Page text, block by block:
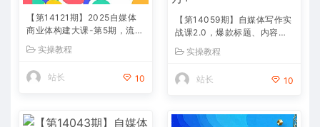
【第14121期】2025自媒体
商业体构建大课-第5期，流量
思维+内容体系+变现闭环，
打造个人可持续生意
实操教程
站长 10
【第14059期】自媒体写作实
战课2.0，爆款标题、内容结
构、IP打造，半年复制30万
粉月入10万+
实操教程
站长 10